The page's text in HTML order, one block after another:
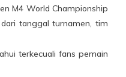
M4 World Championship
tanggal turnamen, tim
terkecuali fans pemain